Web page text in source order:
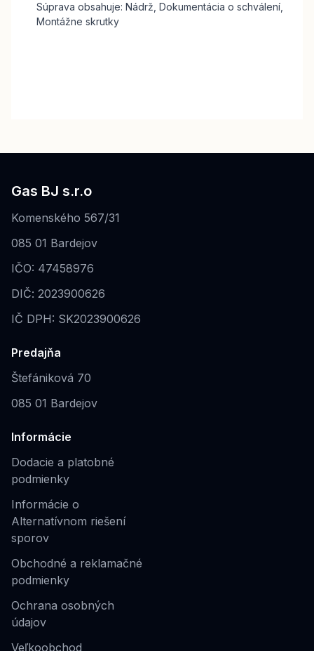
Súprava obsahuje: Nádrž, Dokumentácia o schválení,
Montážne skrutky
Gas BJ s.r.o
Komenského 567/31
085 01 Bardejov
IČO: 47458976
DIČ: 2023900626
IČ DPH: SK2023900626
Predajňa
Štefániková 70
085 01 Bardejov
Informácie
Dodacie a platobné
podmienky
Informácie o
Alternatívnom riešení
sporov
Obchodné a reklamačné
podmienky
Ochrana osobných
údajov
Veľkoobchod